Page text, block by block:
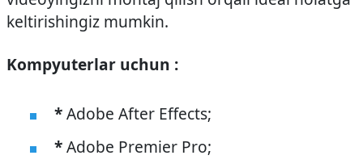
keltirishingiz mumkin.
Kompyuterlar uchun :
*Adobe After Effects;
*Adobe Premier Pro;